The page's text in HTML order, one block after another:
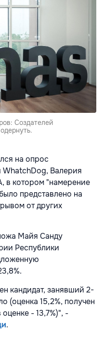
Создателей
на опрос
Валерия
в котором "намерение
представлено на
от других
Майя Санду
Республики
кандидат, занявший 2-
(оценка 15,2%, получен
- 13,7%)", -
.